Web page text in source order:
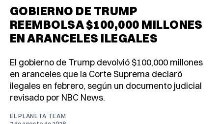
GOBIERNO DE TRUMP
REEMBOLSA $100,000 MILLONES
EN ARANCELES ILEGALES
El gobierno de Trump devolvió $100,000 millones
en aranceles que la Corte Suprema declaró
ilegales en febrero, según un documento judicial
revisado por NBC News.
EL PLANETA TEAM